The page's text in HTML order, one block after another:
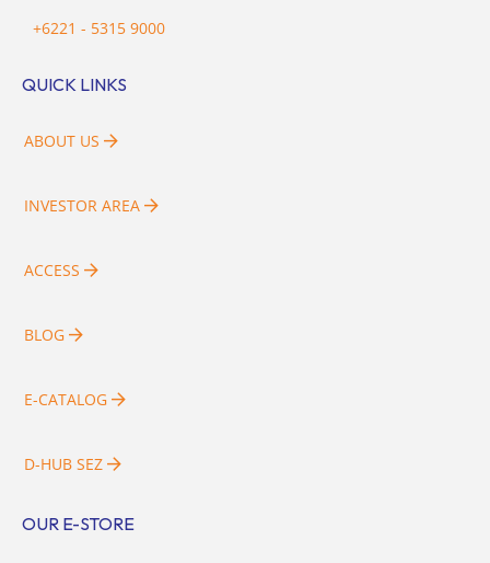
+6221 - 5315 9000
QUICK LINKS
ABOUT US
INVESTOR AREA
ACCESS
BLOG
E-CATALOG
D-HUB SEZ
OUR E-STORE